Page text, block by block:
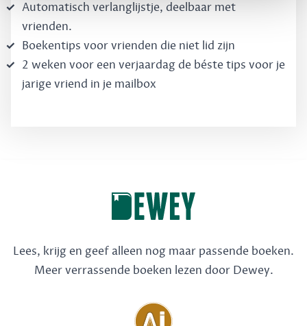
Automatisch verlanglijstje, deelbaar met
vrienden.
Boekentips voor vrienden die niet lid zijn
2 weken voor een verjaardag de béste tips voor je
jarige vriend in je mailbox
Lees, krijg en geef alleen nog maar passende boeken.
Meer verrassende boeken lezen door Dewey.